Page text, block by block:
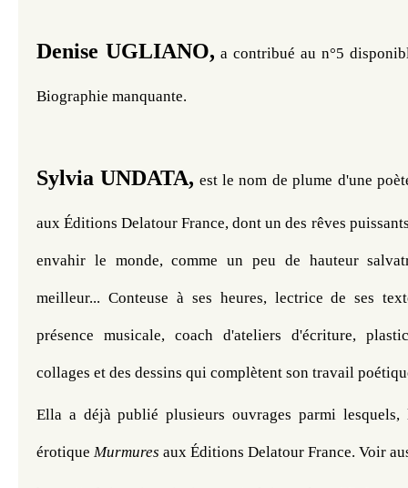
Denise UGLIANO, a contribué au n°5
Biographie manquante.
Sylvia UNDATA, est le nom de plume d'une
aux Éditions Delatour France, dont un des rêves
envahir le monde, comme un peu de hauteur
meilleur... Conteuse à ses heures, lectrice de ses
présence
collages et des dessins qui complètent son travail
Ella a déjà publié plusieurs ouvrages parmi
érotique Murmures aux Éditions Delatour France. Voir